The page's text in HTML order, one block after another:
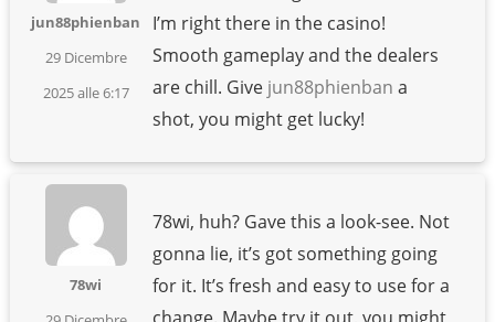
jun88phienban
29 Dicembre
2025 alle 6:17
I’m right there in the casino!
Smooth gameplay and the dealers
are chill. Give jun88phienban a
shot, you might get lucky!
78wi
78wi, huh? Gave this a look-see. Not
gonna lie, it’s got something going
for it. It’s fresh and easy to use for a